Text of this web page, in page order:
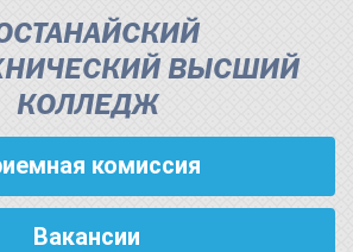
ВЫСШИЙ
КОЛЛЕДЖ
комиссия
Вакансии